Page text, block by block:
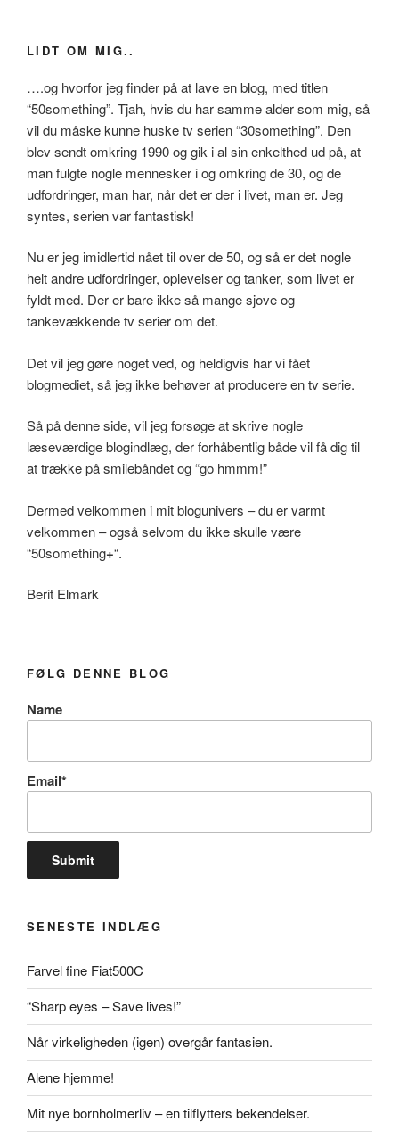
LIDT OM MIG..
….og hvorfor jeg finder på at lave en blog, med titlen
“50something”. Tjah, hvis du har samme alder som mig, så
vil du måske kunne huske tv serien “30something”. Den
blev sendt omkring 1990 og gik i al sin enkelthed ud på, at
man fulgte nogle mennesker i og omkring de 30, og de
udfordringer, man har, når det er der i livet, man er. Jeg
syntes, serien var fantastisk!
Nu er jeg imidlertid nået til over de 50, og så er det nogle
helt andre udfordringer, oplevelser og tanker, som livet er
fyldt med. Der er bare ikke så mange sjove og
tankevækkende tv serier om det.
Det vil jeg gøre noget ved, og heldigvis har vi fået
blogmediet, så jeg ikke behøver at producere en tv serie.
Så på denne side, vil jeg forsøge at skrive nogle
læseværdige blogindlæg, der forhåbentlig både vil få dig til
at trække på smilebåndet og “go hmmm!”
Dermed velkommen i mit blogunivers – du er varmt
velkommen – også selvom du ikke skulle være
“50something+“.
Berit Elmark
FØLG DENNE BLOG
Name
Email*
SENESTE INDLÆG
Farvel fine Fiat500C
“Sharp eyes – Save lives!”
Når virkeligheden (igen) overgår fantasien.
Alene hjemme!
Mit nye bornholmerliv – en tilflytters bekendelser.